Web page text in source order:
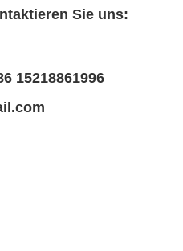
Sie uns:
15218861996